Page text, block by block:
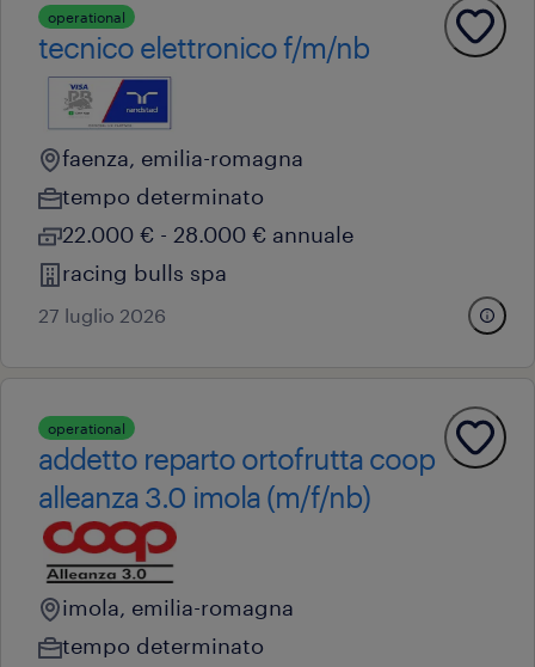
operational
tecnico elettronico f/m/nb
faenza, emilia-romagna
tempo determinato
22.000 € - 28.000 € annuale
racing bulls spa
27 luglio 2026
operational
addetto reparto ortofrutta coop
alleanza 3.0 imola (m/f/nb)
imola, emilia-romagna
tempo determinato